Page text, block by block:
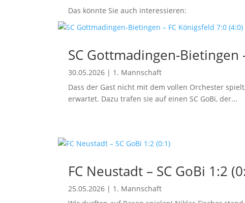
Das könnte Sie auch interessieren:
SC Gottmadingen-Bietingen
30.05.2026 | 1. Mannschaft
Dass der Gast nicht mit dem vollen Orchester
erwartet. Dazu trafen sie auf einen SC GoBi, der...
FC Neustadt – SC GoBi 1:2
25.05.2026 | 1. Mannschaft